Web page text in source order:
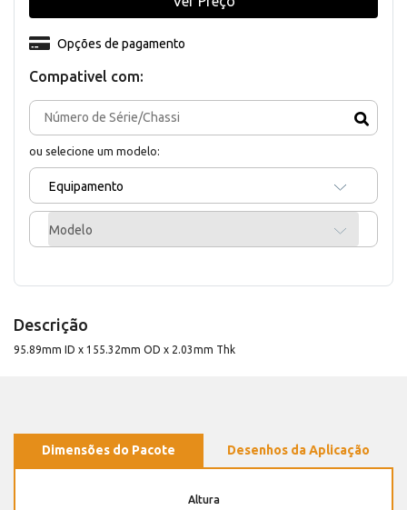
Compativel com:
ou selecione um modelo:
Equipamento
Modelo
Opções de pagamento
Descrição
95.89mm ID x 155.32mm OD x 2.03mm Thk
Dimensões do Pacote Desenhos da Aplicação
Altura